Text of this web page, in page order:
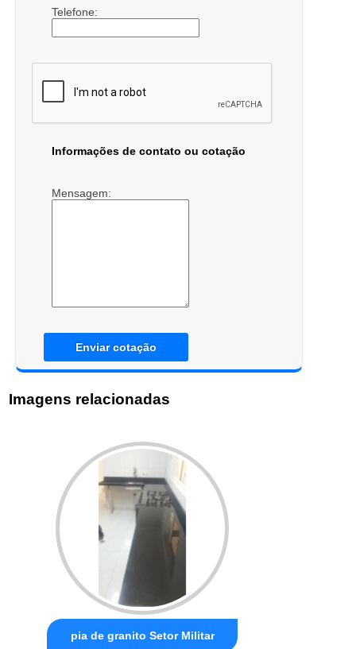
Telefone:
Informações de contato ou cotação
Mensagem:
Enviar cotação
Imagens relacionadas
pia de granito Setor Militar